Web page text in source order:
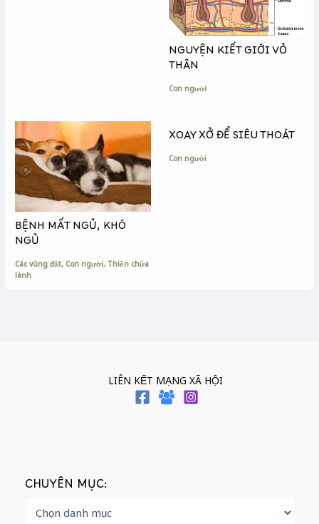
NGUYỆN KIẾT GIỚI VỎ
THÂN
Con người
BỆNH MẤT NGỦ, KHÓ
NGỦ
Các vùng đất, Con người, Thiền chữa
lành
XOAY XỞ ĐỂ SIÊU THOÁT
Con người
LIÊN KẾT MẠNG XÃ HỘI
CHUYÊN MỤC: